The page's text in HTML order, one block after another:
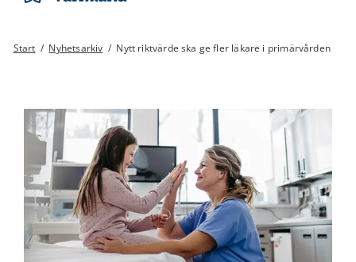
Start / Nyhetsarkiv / Nytt riktvärde ska ge fler läkare i primärvården